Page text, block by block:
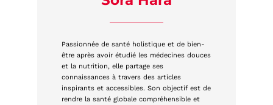
Passionnée de santé holistique et de bien-
être après avoir étudié les médecines douces
et la nutrition, elle partage ses
connaissances à travers des articles
inspirants et accessibles. Son objectif est de
rendre la santé globale compréhensible et